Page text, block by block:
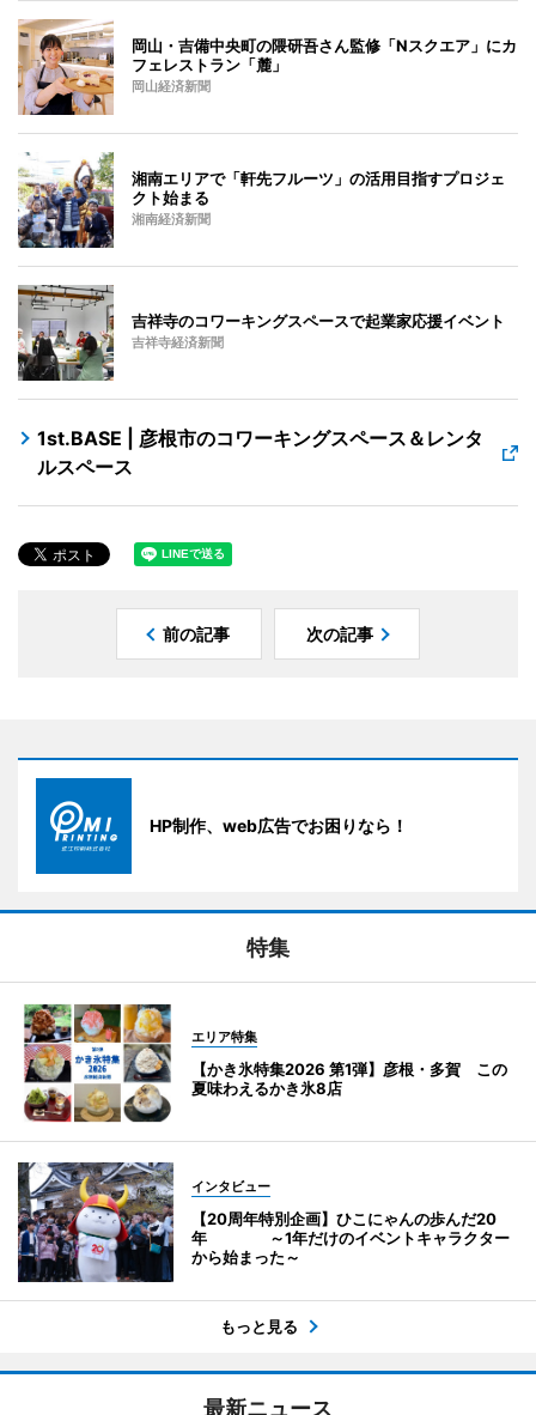
岡山・吉備中央町の隈研吾さん監修「Nスクエア」にカ
フェレストラン「麓」
岡山経済新聞
湘南エリアで「軒先フルーツ」の活用目指すプロジェ
クト始まる
湘南経済新聞
吉祥寺のコワーキングスペースで起業家応援イベント
吉祥寺経済新聞
1st.BASE | 彦根市のコワーキングスペース＆レンタ
ルスペース
前の記事 次の記事
HP制作、web広告でお困りなら！
特集
エリア特集
【かき氷特集2026 第1弾】彦根・多賀 この
夏味わえるかき氷8店
インタビュー
【20周年特別企画】ひこにゃんの歩んだ20
年 ～1年だけのイベントキャラクター
から始まった～
もっと見る
最新ニュース